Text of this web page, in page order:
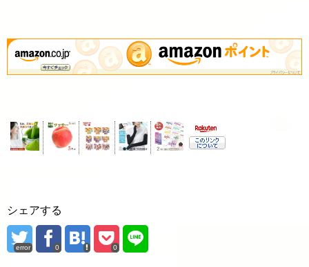
シェアする
error 0 0